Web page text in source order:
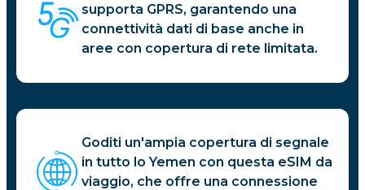
supporta GPRS, garantendo una
connettività dati di base anche in
aree con copertura di rete limitata.
Goditi un'ampia copertura di segnale
in tutto lo Yemen con questa eSIM da
viaggio, che offre una connessione